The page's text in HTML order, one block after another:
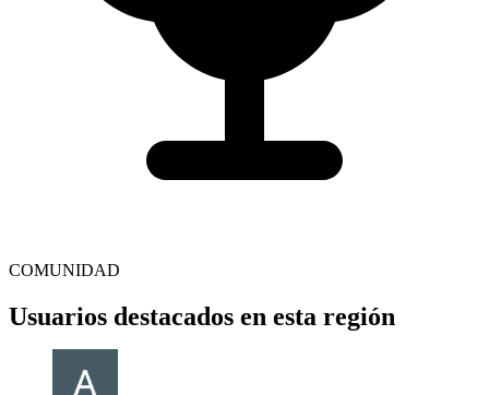
COMUNIDAD
Usuarios destacados en esta región